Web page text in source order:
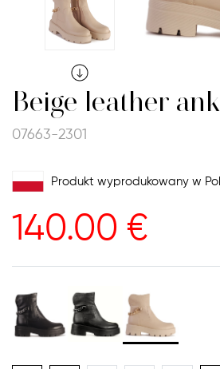
Beige leather
07663-2301
Produkt wyprodukowany w
140.00 €